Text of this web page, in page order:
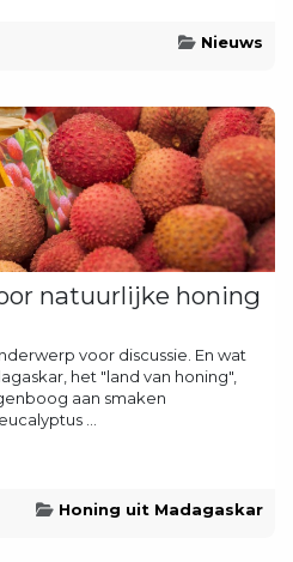
Nieuws
natuurlijke honing
voor discussie. En wat
het "land van honing",
aan smaken
...
Honing uit Madagaskar